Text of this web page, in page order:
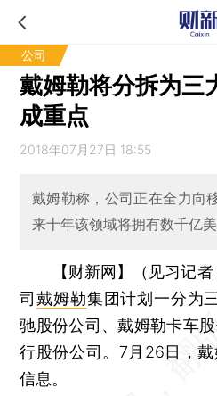
公司
戴姆勒将分拆为三
成重点
2018年07月27日 18:55
戴姆勒称，公司正在全力向
来十年该领域将拥有数千亿
【财新网】（见习记
司戴姆勒集团计划一分为
驰股份公司、戴姆勒卡车
行股份公司。7月26日，
信息。